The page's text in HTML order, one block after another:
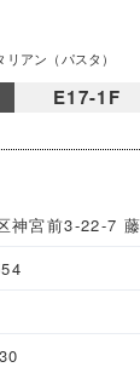
アン（パスタ）
E17-1F
神宮前3-22-7